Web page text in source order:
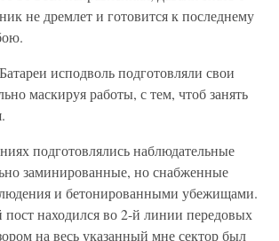
не дремлет и готовится к последнему
исподволь подготовляли свои
маскируя работы, с тем, чтоб занять
подготовлялись наблюдательные
заминированные, но снабженные
и бетонированными убежищами.
находился во 2-й линии передовых
на весь указанный мне сектор был